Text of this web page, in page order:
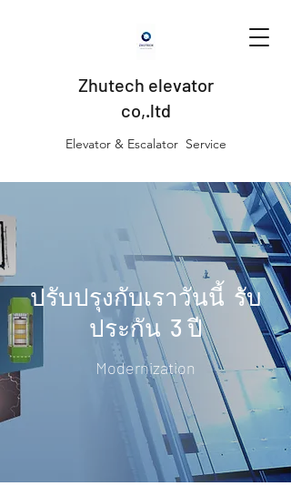
Zhutech elevator
co,.ltd
Elevator & Escalator Service
ปรับปรุงกับเราวันนี้ รับ
ประกัน 3 ปี
Modernization